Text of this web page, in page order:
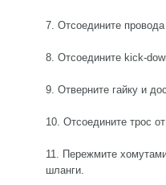
7. Отсоедините
8. Отсоедините kick-
9. Отверните гайку и
10. Отсоедините трос
11. Пережмите
шланги.